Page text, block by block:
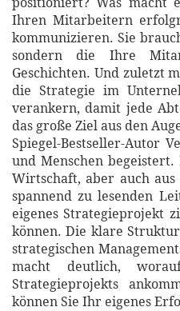
Ihren Mitarbeitern
kommunizieren. Sie
sondern die Ihre
Geschichten. Und zuletzt
die Strategie im
verankern, damit jede
das große Ziel aus den
Spiegel-Bestseller-Autor
und Menschen
Wirtschaft, aber auch
spannend zu lesenden
eigenes Strategieprojekt
können. Die klare
strategischen
macht deutlich,
Strategieprojekts
können Sie Ihr eigenes